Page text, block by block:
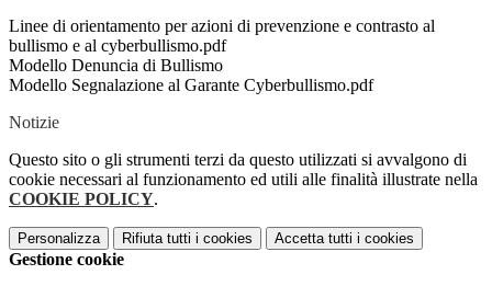
Linee di orientamento per azioni di prevenzione e contrasto al
bullismo e al cyberbullismo.pdf
Modello Denuncia di Bullismo
Modello Segnalazione al Garante Cyberbullismo.pdf
Notizie
Questo sito o gli strumenti terzi da questo utilizzati si avvalgono di
cookie necessari al funzionamento ed utili alle finalità illustrate nella
COOKIE POLICY.
Personalizza Rifiuta tutti i cookies Accetta tutti i cookies
Gestione cookie